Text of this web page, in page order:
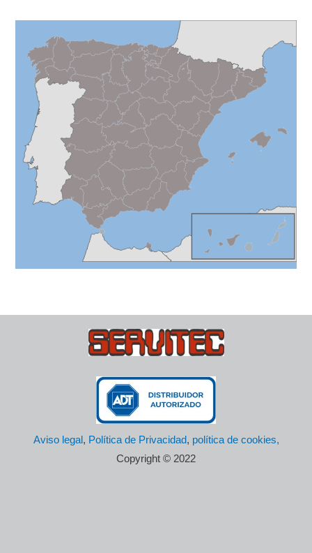
Aviso legal , Política de Privacidad, política de cookies,
Copyright © 2022